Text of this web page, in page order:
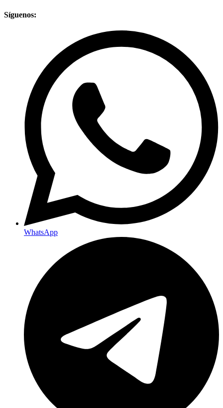
Síguenos:
WhatsApp